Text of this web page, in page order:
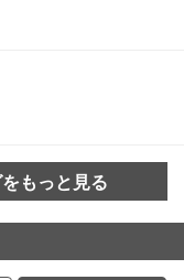
もっと見る